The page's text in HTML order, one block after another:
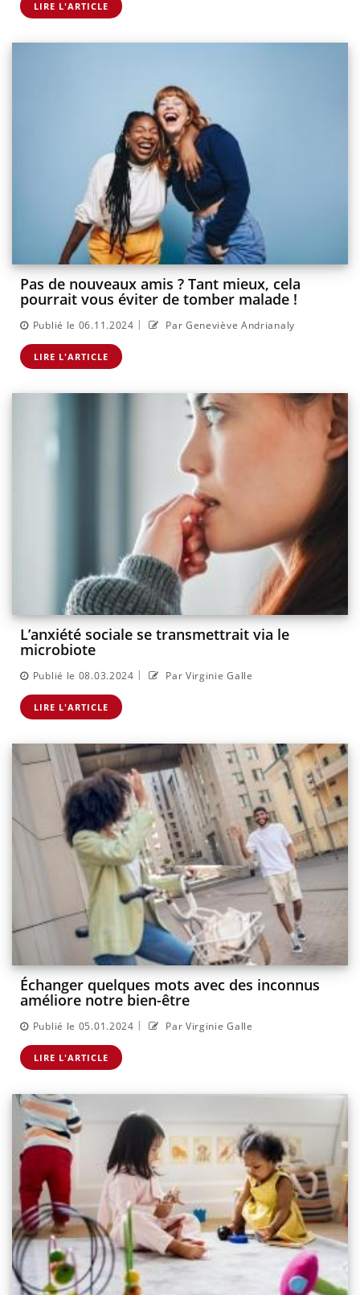
LIRE L'ARTICLE
Pas de nouveaux amis ? Tant mieux, cela
pourrait vous éviter de tomber malade !
Publié le 06.11.2024 | Par Geneviève Andrianaly
LIRE L'ARTICLE
L’anxiété sociale se transmettrait via le
microbiote
Publié le 08.03.2024 | Par Virginie Galle
LIRE L'ARTICLE
Échanger quelques mots avec des inconnus
améliore notre bien-être
Publié le 05.01.2024 | Par Virginie Galle
LIRE L'ARTICLE